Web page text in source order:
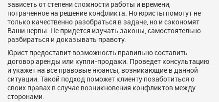
зависеть от степени сложности работы и времени,
потраченное на решение конфликта. Но юристы помогут не
только качественно разобраться в задаче, но и сэкономят
Ваши нервы. Не придется изучать законы, самостоятельно
разбираться и доказывать правоту.
Юрист предоставит возможность правильно составить
договор аренды или купли-продажи. Проведет консультацию
и укажет на все правовые нюансы, возникающие в данной
ситуации. Такой подход поможет клиенту позаботиться о
своих правах в случае возникновения конфликтов между
сторонами.